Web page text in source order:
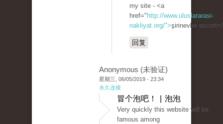
my site - <a
href=" http://www.uluslararasi-
nakliyat.org/">şirinevler
回复
Anonymous (未验证)
星期三, 06/05/2019 - 23:34
永久连接
冒个泡吧！ | 泡泡
Very quickly this website will be
famous among